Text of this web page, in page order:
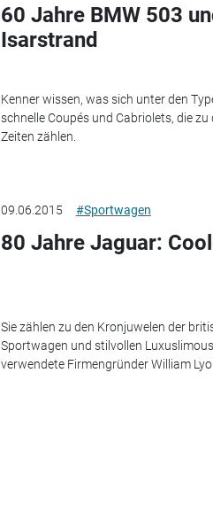
60 Jahre BMW 503
Isarstrand
Kenner wissen, was sich unter den
schnelle Coupés und Cabriolets, die
Zeiten zählen.
09.06.2015 #Sportwagen
80 Jahre Jaguar:
Sie zählen zu den Kronjuwelen der
Sportwagen und stilvollen
verwendete Firmengründer William